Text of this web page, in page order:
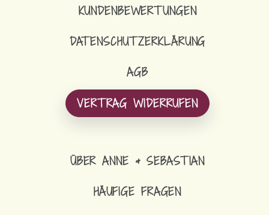
KUNDENBEWERTUNGEN
DATENSCHUTZERKLÄRUNG
AGB
VERTRAG WIDERRUFEN
ÜBER ANNE & SEBASTIAN
HÄUFIGE FRAGEN